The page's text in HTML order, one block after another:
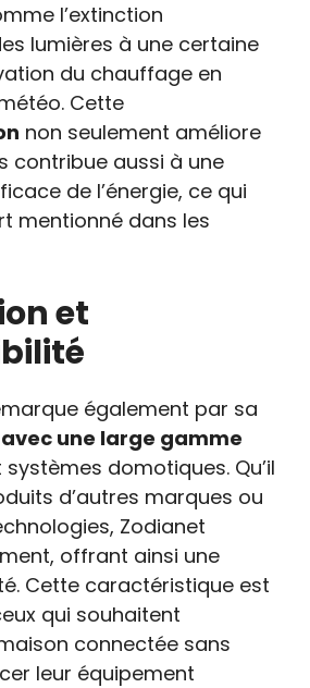
l’extinction
lumières à une certaine
du chauffage en
Cette
non seulement améliore
contribue aussi à une
de l’énergie, ce qui
mentionné dans les
et
également par sa
une large gamme
systèmes domotiques. Qu’il
d’autres marques ou
Zodianet
offrant ainsi une
Cette caractéristique est
qui souhaitent
connectée sans
leur équipement